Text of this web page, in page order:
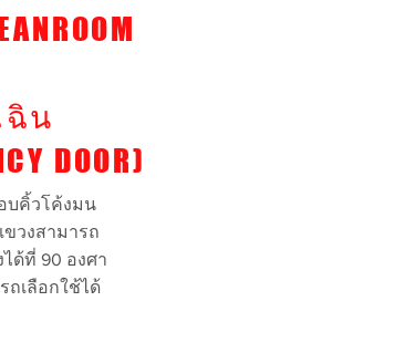
ฉิน
DOOR)
บคิ้วโค้งมน
วงสามารถ
ด้ที่ 90 องศา
ถเลือกใช้ได้